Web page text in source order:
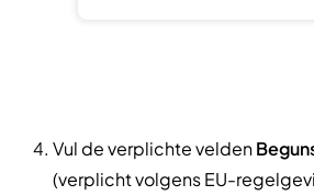
Vul de verplichte velden
(verplicht volgens EU-